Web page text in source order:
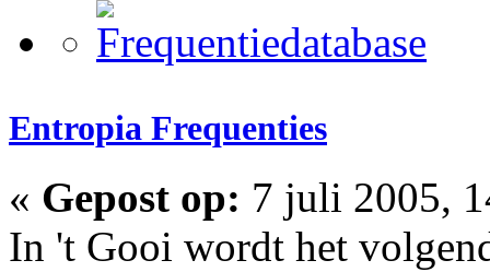
Entropia Frequenties
« Gepost op: 7 juli 2005,
In 't Gooi wordt het